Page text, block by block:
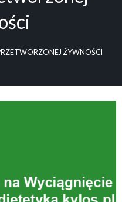
ŻYWNOŚCI